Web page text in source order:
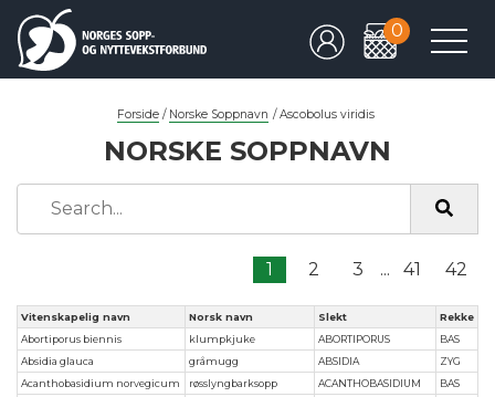
0
Forside / Norske Soppnavn / Ascobolus viridis
NORSKE SOPPNAVN
1 2 3 ... 41 42
Vitenskapelig navn Norsk navn Slekt
Rekke
Abortiporus biennis
klumpkjuke ABORTIPORUS
BAS
Absidia glauca
gråmugg ABSIDIA
ZYG
Acanthobasidium norvegicum
røsslyngbarksopp ACANTHOBASIDIUM
BAS